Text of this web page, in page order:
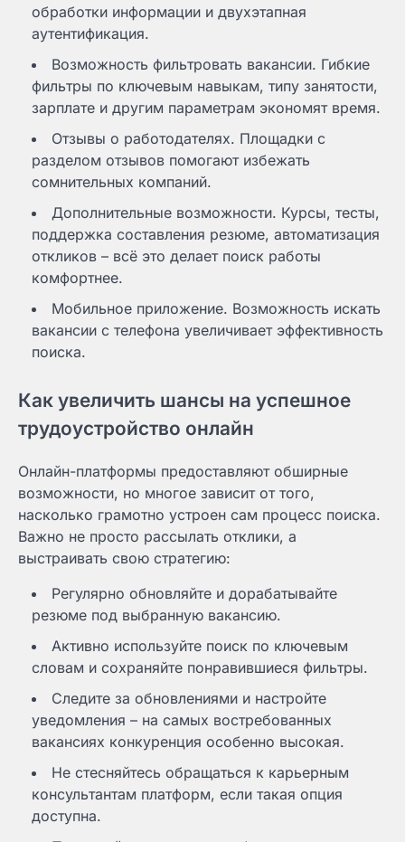
обработки информации и двухэтапная
аутентификация.
Возможность фильтровать вакансии. Гибкие
фильтры по ключевым навыкам, типу занятости,
зарплате и другим параметрам экономят время.
Отзывы о работодателях. Площадки с
разделом отзывов помогают избежать
сомнительных компаний.
Дополнительные возможности. Курсы, тесты,
поддержка составления резюме, автоматизация
откликов – всё это делает поиск работы
комфортнее.
Мобильное приложение. Возможность искать
вакансии с телефона увеличивает эффективность
поиска.
Как увеличить шансы на успешное
трудоустройство онлайн
Онлайн-платформы предоставляют обширные
возможности, но многое зависит от того,
насколько грамотно устроен сам процесс поиска.
Важно не просто рассылать отклики, а
выстраивать свою стратегию:
Регулярно обновляйте и дорабатывайте
резюме под выбранную вакансию.
Активно используйте поиск по ключевым
словам и сохраняйте понравившиеся фильтры.
Следите за обновлениями и настройте
уведомления – на самых востребованных
вакансиях конкуренция особенно высокая.
Не стесняйтесь обращаться к карьерным
консультантам платформ, если такая опция
доступна.